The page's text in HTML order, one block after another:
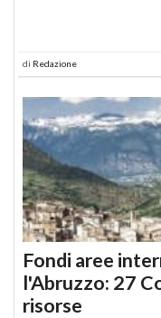
di Redazione
Fondi aree
l'Abruzzo: 27
risorse